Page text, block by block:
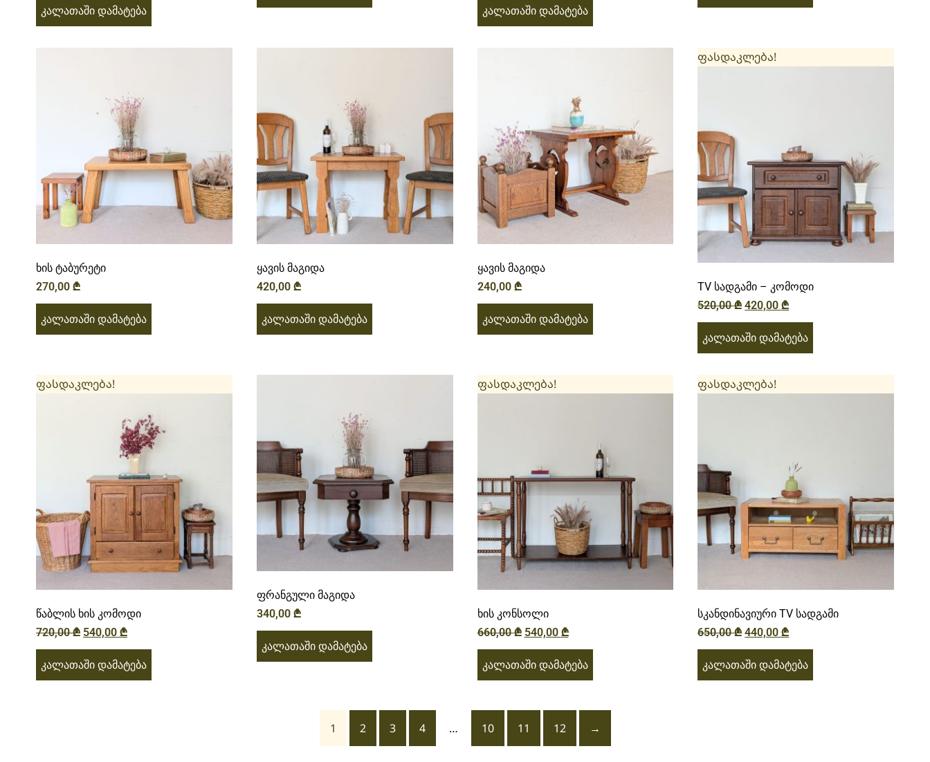
კალათაში დამატება კალათაში დამატება
ხის ტაბურეტი
270,00 ₾
კალათაში დამატება
ყავის მაგიდა
420,00 ₾
კალათაში დამატება
ყავის მაგიდა
240,00 ₾
კალათაში დამატება
ფასდაკლება!
TV სადგამი – კომოდი
520,00₾ 420,00₾
კალათაში დამატება
ფასდაკლება!
წაბლის ხის კომოდი
720,00₾ 540,00 ₾
კალათაში დამატება
ფრანგული მაგიდა
340,00 ₾
კალათაში დამატება
ფასდაკლება!
ხის კონსოლი
660,00₾ 540,00 ₾
კალათაში დამატება
ფასდაკლება!
სკანდინავიური TV სადგამი
650,00₾ 440,00₾
კალათაში დამატება
1 2 3 4 … 10 11 12 →